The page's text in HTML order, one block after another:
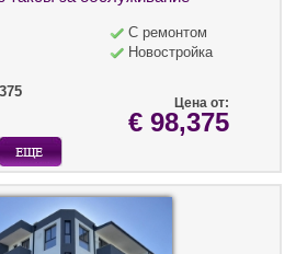
С ремонтом
Новостройка
Цена от:
€ 98,375